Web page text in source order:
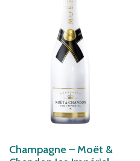
Champagne – Moët &